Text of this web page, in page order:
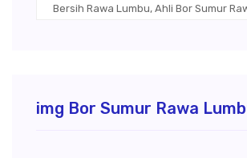
Bersih Rawa Lumbu, Ahli Bor Sumur
img Bor Sumur Rawa